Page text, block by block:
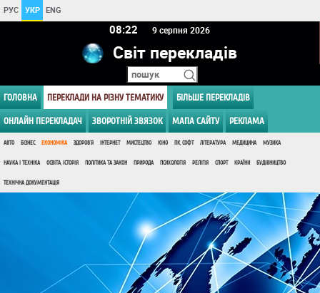
РУС УКР ENG
08:22 9 серпня 2026
Світ перекладів
ГОЛОВНА ПЕРЕКЛАДИ НА РІЗНУ ТЕМАТИКУ БІЛЬШЕ ПЕРЕКЛАДІВ
ОНЛАЙН ПЕРЕКЛАДАЧ ЗВОРОТНІЙ ЗВЯЗОК МАПА САЙТУ РЕКЛАМА
АВТО БІЗНЕС ЕКОНОМІКА ЗДОРОВ'Я ІНТЕРНЕТ МИСТЕЦТВО КІНО ПК, СОФТ ЛІТЕРАТУРА МЕДИЦИНА МУЗИКА
НАУКА І ТЕХНІКА ОСВІТА, ІСТОРІЯ ПОЛІТИКА ТА ЗАКОН ПРИРОДА ПСИХОЛОГІЯ РЕЛІГІЯ СПОРТ КРАЇНИ БУДІВНИЦТВО
ТЕХНІЧНА ДОКУМЕНТАЦІЯ